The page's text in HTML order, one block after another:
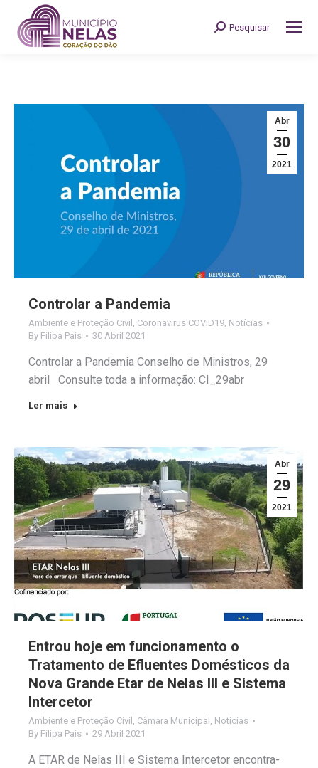
Search:
Pesquisar
Abr
30
2021
Controlar a Pandemia
Ambiente e Proteção Civil Coronavirus COVID19 Notícias
By Filipa Pais 30 Abril 2021
Controlar a Pandemia Conselho de Ministros, 29
abril Consulte toda a informação: CI_29abr
Ler mais
Abr
29
2021
Entrou hoje em funcionamento o
Tratamento de Efluentes Domésticos da
Nova Grande Etar de Nelas III e Sistema
Intercetor
Ambiente e Proteção Civil , Câmara Municipal , Notícias
By Filipa Pais 29 Abril 2021
A ETAR de Nelas III e Sistema Intercetor encontra-